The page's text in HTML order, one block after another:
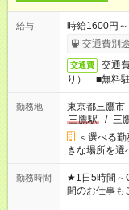
給与
時給1600円
交通費別
交通費
交通
り） ■無料
勤務地
東京都三鷹市
三鷹駅
/ 三
＜選べる
きな場所を選
勤務時間
★1日5時間～
間のお仕事も
庭の都合でお